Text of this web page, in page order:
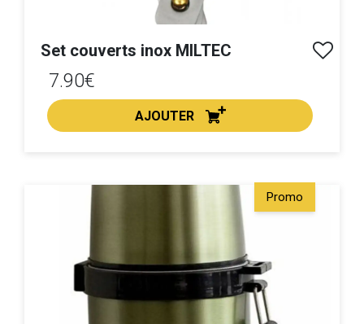
Set couverts inox MILTEC
7.90€
AJOUTER
ACHAT EXPRESS
Promo